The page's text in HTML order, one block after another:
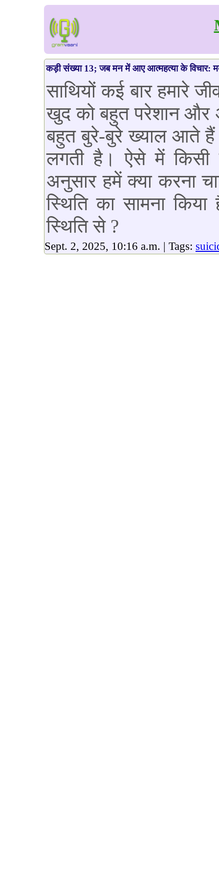
कड़ी संख्या 13; जब मन में आए आत्महत्या के विचार:
साथियों कई बार हमारे
खुद को बहुत परेशान
बहुत बुरे-बुरे ख्याल आते हैं
लगती है। ऐसे में
अनुसार हमें क्या करना
स्थिति का सामना
स्थिति से ?
Sept. 2, 2025, 10:16 a.m. | Tags: